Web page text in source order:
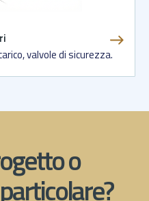
valvole di sicurezza.
o